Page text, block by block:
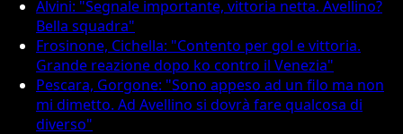
Alvini: "Segnale importante, vittoria netta. Avellino?
Bella squadra"
Frosinone, Cichella: "Contento per gol e vittoria.
Grande reazione dopo ko contro il Venezia"
Pescara, Gorgone: "Sono appeso ad un filo ma non
mi dimetto. Ad Avellino si dovrà fare qualcosa di
diverso"